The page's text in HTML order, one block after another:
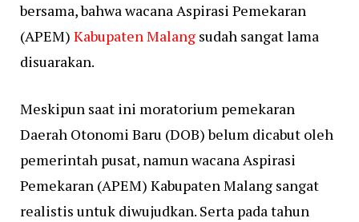
bersama, bahwa wacana Aspirasi Pemekaran
(APEM) Kabupaten Malang sudah sangat lama
disuarakan.
Meskipun saat ini moratorium pemekaran
Daerah Otonomi Baru (DOB) belum dicabut oleh
pemerintah pusat, namun wacana Aspirasi
Pemekaran (APEM) Kabupaten Malang sangat
realistis untuk diwujudkan. Serta pada tahun